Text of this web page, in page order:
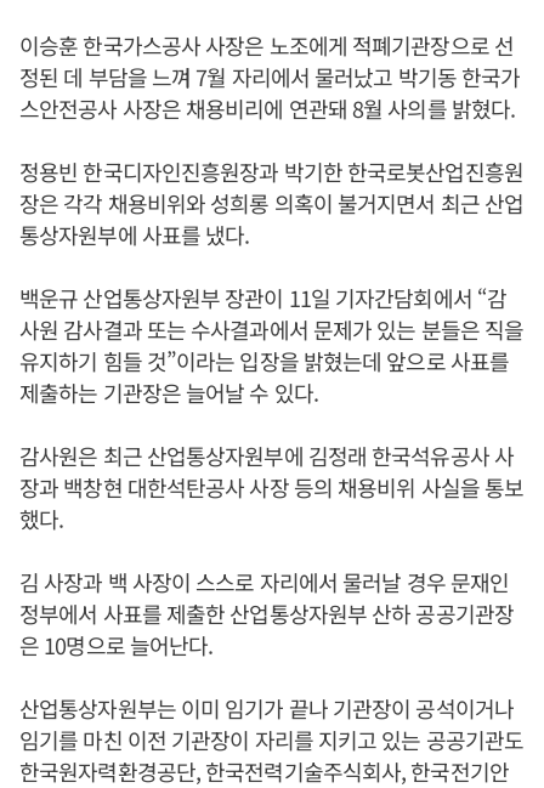
이승훈 한국가스공사 사장은 노조에게 적폐기관장으로 선
정된 데 부담을 느껴 7월 자리에서 물러났고 박기동 한국가
스안전공사 사장은 채용비리에 연관돼 8월 사의를 밝혔다.
정용빈 한국디자인진흥원장과 박기한 한국로봇산업진흥원
장은 각각 채용비위와 성희롱 의혹이 불거지면서 최근 산업
통상자원부에 사표를 냈다.
백운규 산업통상자원부 장관이 11일 기자간담회에서 “감
사원 감사결과 또는 수사결과에서 문제가 있는 분들은 직을
유지하기 힘들 것”이라는 입장을 밝혔는데 앞으로 사표를
제출하는 기관장은 늘어날 수 있다.
감사원은 최근 산업통상자원부에 김정래 한국석유공사 사
장과 백창현 대한석탄공사 사장 등의 채용비위 사실을 통보
했다.
김 사장과 백 사장이 스스로 자리에서 물러날 경우 문재인
정부에서 사표를 제출한 산업통상자원부 산하 공공기관장
은 10명으로 늘어난다.
산업통상자원부는 이미 임기가 끝나 기관장이 공석이거나
임기를 마친 이전 기관장이 자리를 지키고 있는 공공기관도
한국원자력환경공단, 한국전력기술주식회사, 한국전기안